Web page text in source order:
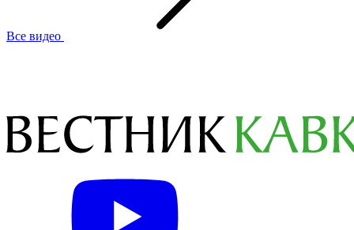
Все видео